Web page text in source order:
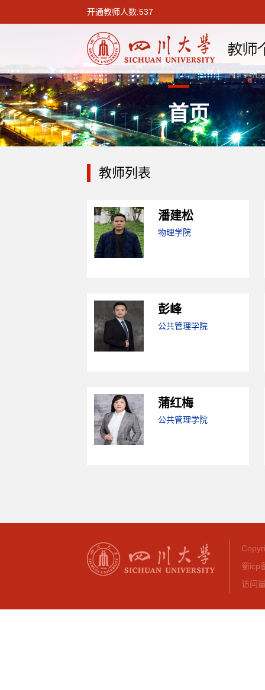
开通教师人数:537
首页
教师列表
潘建松
物理学院
彭峰
公共管理学院
蒲红梅
公共管理学院
蜀icp
访问